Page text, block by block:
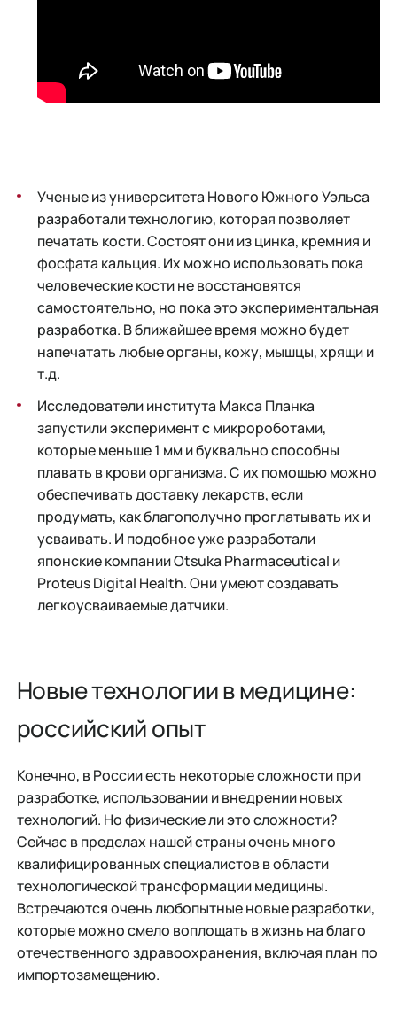
Ученые из университета Нового Южного Уэльса
разработали технологию, которая позволяет
печатать кости. Состоят они из цинка, кремния и
фосфата кальция. Их можно использовать пока
человеческие кости не восстановятся
самостоятельно, но пока это экспериментальная
разработка. В ближайшее время можно будет
напечатать любые органы, кожу, мышцы, хрящи и
т.д.
Исследователи института Макса Планка
запустили эксперимент с микророботами,
которые меньше 1 мм и буквально способны
плавать в крови организма. С их помощью можно
обеспечивать доставку лекарств, если
продумать, как благополучно проглатывать их и
усваивать. И подобное уже разработали
японские компании Otsuka Pharmaceutical и
Proteus Digital Health. Они умеют создавать
легкоусваиваемые датчики.
Новые технологии в медицине:
российский опыт
Конечно, в России есть некоторые сложности при
разработке, использовании и внедрении новых
технологий. Но физические ли это сложности?
Сейчас в пределах нашей страны очень много
квалифицированных специалистов в области
технологической трансформации медицины.
Встречаются очень любопытные новые разработки,
которые можно смело воплощать в жизнь на благо
отечественного здравоохранения, включая план по
импортозамещению.